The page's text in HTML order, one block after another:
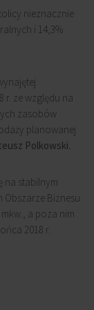
nieznacznie
i 14,3%
r. ze względu na
zasobów
planowanej
Polkowski.
na stabilnym
Obszarze Biznesu
a poza nim
2018 r.